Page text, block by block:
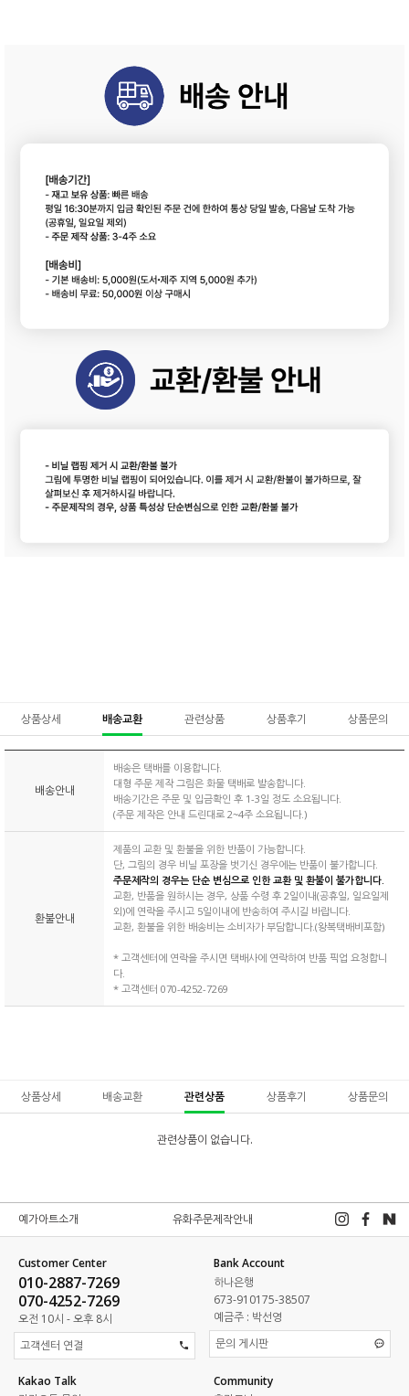
상품상세 배송교환 관련상품 상품후기 상품문의
배송안내
배송은 택배를 이용합니다.
대형 주문 제작 그림은 화물 택배로 발송합니다.
배송기간은 주문 및 입금확인 후 1-3일 정도 소요됩니다.
(주문 제작은 안내 드린대로 2~4주 소요됩니다.)
환불안내
제품의 교환 및 환불을 위한 반품이 가능합니다.
단, 그림의 경우 비닐 포장을 벗기신 경우에는 반품이 불가합니다.
주문제작의 경우는 단순 변심으로 인한 교환 및 환불이 불가합니다.
교환, 반품을 원하시는 경우, 상품 수령 후 2일이내(공휴일, 일요일제
외)에 연락을 주시고 5일이내에 반송하여 주시길 바랍니다.
교환, 환불을 위한 배송비는 소비자가 부담합니다.(왕복택배비포함)
* 고객센터에 연락을 주시면 택배사에 연락하여 반품 픽업 요청합니
다.
* 고객센터 070-4252-7269
상품상세 배송교환 관련상품 상품후기 상품문의
관련상품이 없습니다.
예가아트소개 유화주문제작안내
Customer Center
010-2887-7269
070-4252-7269
오전 10시 - 오후 8시
고객센터 연결
Bank Account
하나은행
673-910175-38507
예금주 : 박선영
문의 게시판
Kakao Talk
Community